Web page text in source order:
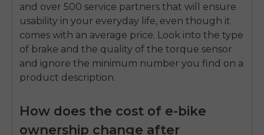
and over 500 service partners that will ensure
usability in your everyday life, even though it
comes with an average price. Look into the type
of brake and the quality of the torque sensor
and ignore the minimum number you find on a
product description.
How does the cost of e-bike
ownership change after